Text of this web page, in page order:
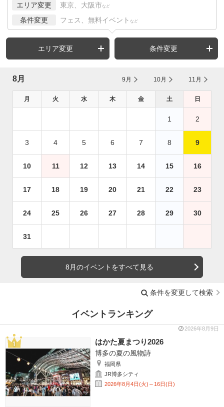
エリア変更 東京、大阪市 など
条件変更 フェス、無料イベント など
エリア変更 条件変更
8月 9月 10月 11月
月 火 水 木 金 土 日
1 2
3 4 5 6 7 8 9
10 11 12 13 14 15 16
17 18 19 20 21 22 23
24 25 26 27 28 29 30
31
8月のイベントをすべて見る
条件を変更して検索
イベントランキング
2026年8月9日
はかた夏まつり2026
博多の夏の風物詩
福岡県
JR博多シティ
2026年8月4日(火)～16日(日)